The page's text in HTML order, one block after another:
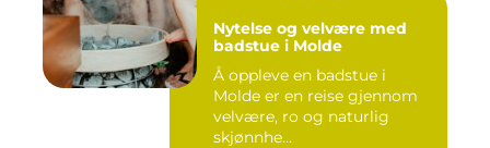
Nytelse og velvære med
badstue i Molde
Å oppleve en badstue i
Molde er en reise gjennom
velvære, ro og naturlig
skjønnhe...